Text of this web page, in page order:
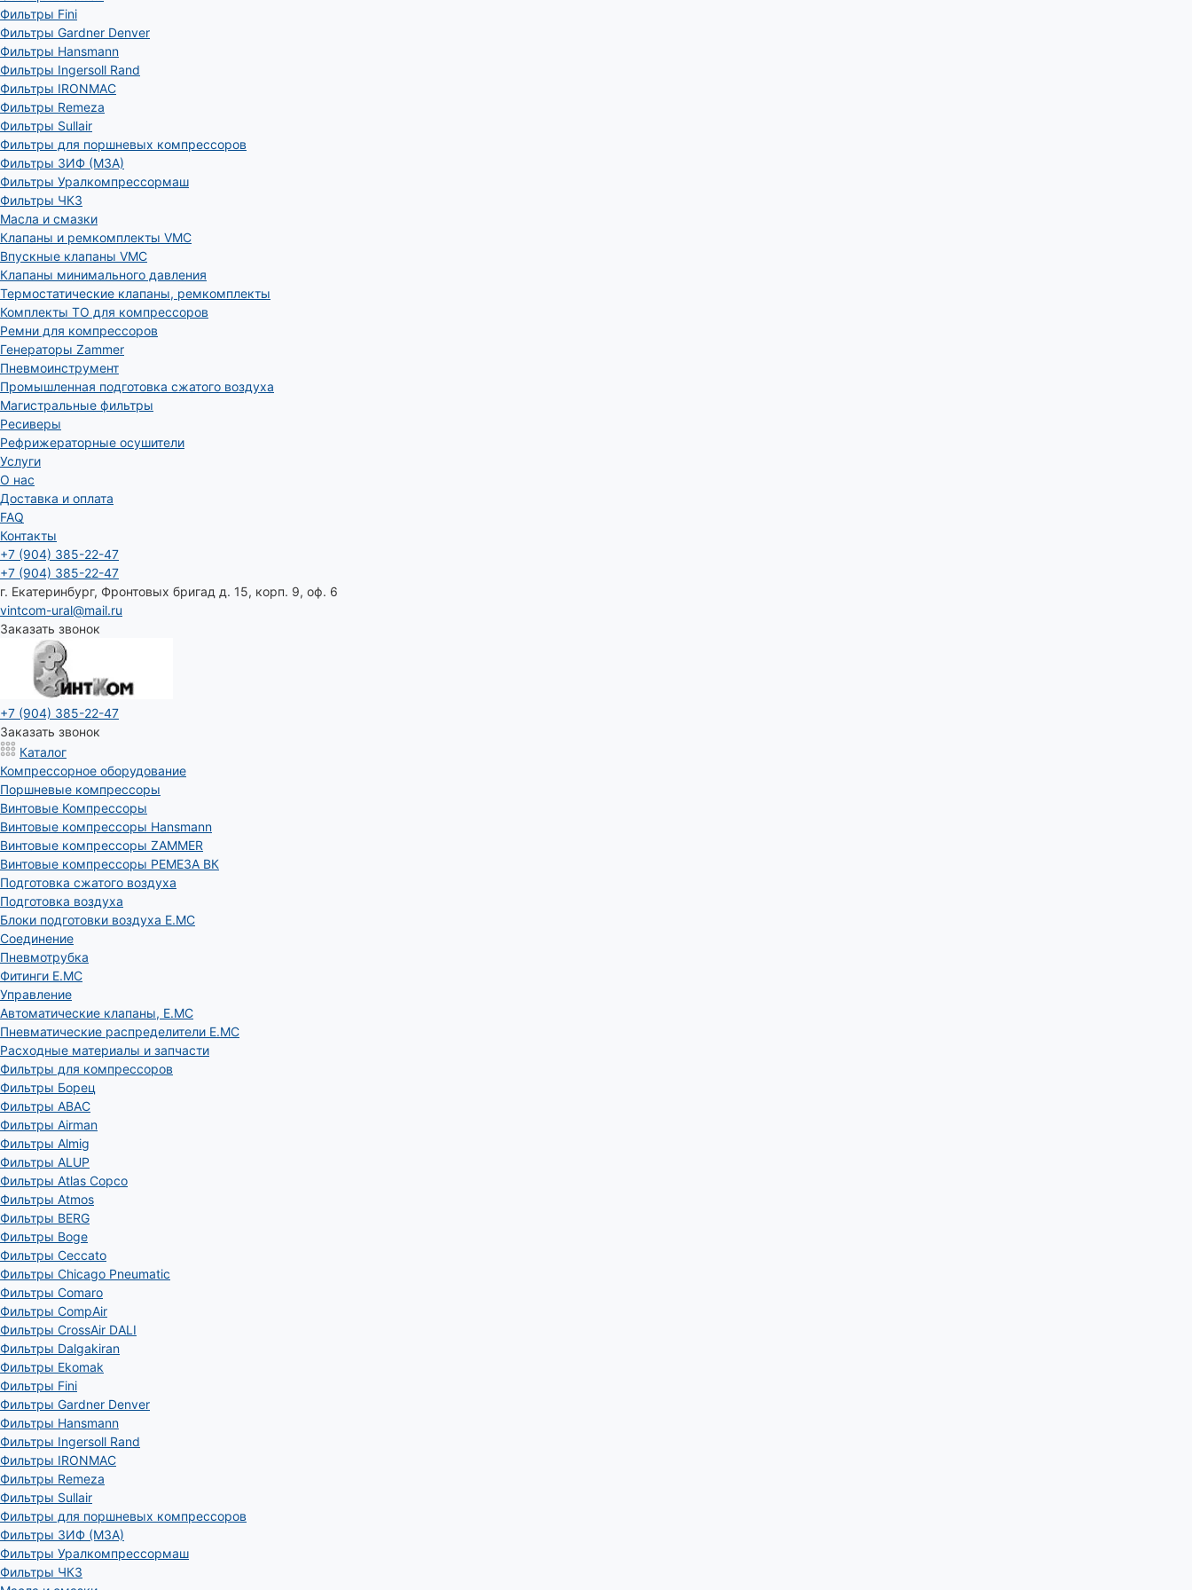
Фильтры Fini
Фильтры Gardner Denver
Фильтры Hansmann
Фильтры Ingersoll Rand
Фильтры IRONMAC
Фильтры Remeza
Фильтры Sullair
Фильтры для поршневых компрессоров
Фильтры ЗИФ (МЗА)
Фильтры Уралкомпрессормаш
Фильтры ЧКЗ
Масла и смазки
Клапаны и ремкомплекты VMC
Впускные клапаны VMC
Клапаны минимального давления
Термостатические клапаны, ремкомплекты
Комплекты ТО для компрессоров
Ремни для компрессоров
Генераторы Zammer
Пневмоинструмент
Промышленная подготовка сжатого воздуха
Магистральные фильтры
Ресиверы
Рефрижераторные осушители
Услуги
О нас
Доставка и оплата
FAQ
Контакты
+7 (904) 385-22-47
+7 (904) 385-22-47
г. Екатеринбург, Фронтовых бригад д. 15, корп. 9, оф. 6
vintcom-ural@mail.ru
Заказать звонок
+7 (904) 385-22-47
Заказать звонок
Каталог
Компрессорное оборудование
Поршневые компрессоры
Винтовые Компрессоры
Винтовые компрессоры Hansmann
Винтовые компрессоры ZAMMER
Винтовые компрессоры РЕМЕЗА ВК
Подготовка сжатого воздуха
Подготовка воздуха
Блоки подготовки воздуха E.MC
Соединение
Пневмотрубка
Фитинги E.MC
Управление
Автоматические клапаны, Е.МС
Пневматические распределители E.MC
Расходные материалы и запчасти
Фильтры для компрессоров
Фильтры Борец
Фильтры ABAC
Фильтры Airman
Фильтры Almig
Фильтры ALUP
Фильтры Atlas Copco
Фильтры Atmos
Фильтры BERG
Фильтры Boge
Фильтры Ceccato
Фильтры Chicago Pneumatic
Фильтры Comaro
Фильтры CompAir
Фильтры CrossAir DALI
Фильтры Dalgakiran
Фильтры Ekomak
Фильтры Fini
Фильтры Gardner Denver
Фильтры Hansmann
Фильтры Ingersoll Rand
Фильтры IRONMAC
Фильтры Remeza
Фильтры Sullair
Фильтры для поршневых компрессоров
Фильтры ЗИФ (МЗА)
Фильтры Уралкомпрессормаш
Фильтры ЧКЗ